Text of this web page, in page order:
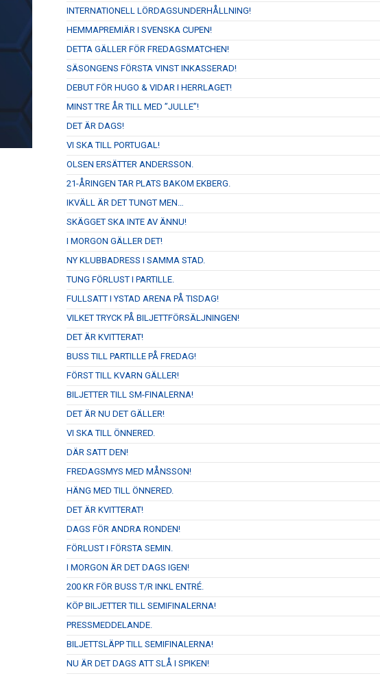
INTERNATIONELL LÖRDAGSUNDERHÅLLNING!
HEMMAPREMIÄR I SVENSKA CUPEN!
DETTA GÄLLER FÖR FREDAGSMATCHEN!
SÄSONGENS FÖRSTA VINST INKASSERAD!
DEBUT FÖR HUGO & VIDAR I HERRLAGET!
MINST TRE ÅR TILL MED ”JULLE”!
DET ÄR DAGS!
VI SKA TILL PORTUGAL!
OLSEN ERSÄTTER ANDERSSON.
21-ÅRINGEN TAR PLATS BAKOM EKBERG.
IKVÄLL ÄR DET TUNGT MEN…
SKÄGGET SKA INTE AV ÄNNU!
I MORGON GÄLLER DET!
NY KLUBBADRESS I SAMMA STAD.
TUNG FÖRLUST I PARTILLE.
FULLSATT I YSTAD ARENA PÅ TISDAG!
VILKET TRYCK PÅ BILJETTFÖRSÄLJNINGEN!
DET ÄR KVITTERAT!
BUSS TILL PARTILLE PÅ FREDAG!
FÖRST TILL KVARN GÄLLER!
BILJETTER TILL SM-FINALERNA!
DET ÄR NU DET GÄLLER!
VI SKA TILL ÖNNERED.
DÄR SATT DEN!
FREDAGSMYS MED MÅNSSON!
HÄNG MED TILL ÖNNERED.
DET ÄR KVITTERAT!
DAGS FÖR ANDRA RONDEN!
FÖRLUST I FÖRSTA SEMIN.
I MORGON ÄR DET DAGS IGEN!
200 KR FÖR BUSS T/R INKL ENTRÉ.
KÖP BILJETTER TILL SEMIFINALERNA!
PRESSMEDDELANDE.
BILJETTSLÄPP TILL SEMIFINALERNA!
NU ÄR DET DAGS ATT SLÅ I SPIKEN!